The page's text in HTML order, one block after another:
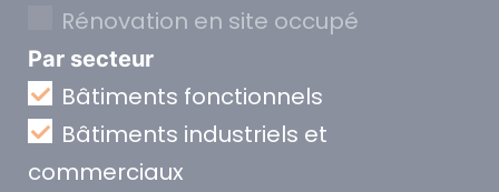
Rénovation en site occupé
Par secteur
Bâtiments fonctionnels
Bâtiments industriels et
commerciaux